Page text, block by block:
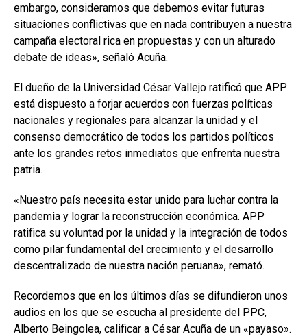
embargo, consideramos que debemos evitar futuras
situaciones conflictivas que en nada contribuyen a nuestra
campaña electoral rica en propuestas y con un alturado
debate de ideas», señaló Acuña.
El dueño de la Universidad César Vallejo ratificó que APP
está dispuesto a forjar acuerdos con fuerzas políticas
nacionales y regionales para alcanzar la unidad y el
consenso democrático de todos los partidos políticos
ante los grandes retos inmediatos que enfrenta nuestra
patria.
«Nuestro país necesita estar unido para luchar contra la
pandemia y lograr la reconstrucción económica. APP
ratifica su voluntad por la unidad y la integración de todos
como pilar fundamental del crecimiento y el desarrollo
descentralizado de nuestra nación peruana», remató.
Recordemos que en los últimos días se difundieron unos
audios en los que se escucha al presidente del PPC,
Alberto Beingolea, calificar a César Acuña de un «payaso».